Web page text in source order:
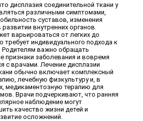
дисплазия соединительной ткани у
различными симптомами,
суставов, изменения
внутренних органов.
варьироваться от легких до
индивидуального подхода к
Родителям важно обращать
признаки заболевания и вовремя
с врачами. Лечение дисплазии
обычно включает комплексный
лечебную физкультуру и, в
медикаментозную терапию для
Врачи подчеркивают, что ранняя
наблюдение могут
качество жизни детей и
осложнений.